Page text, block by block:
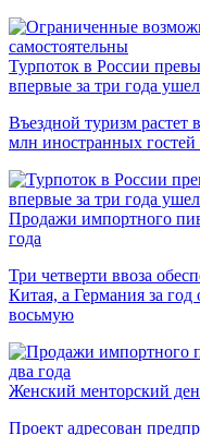
Турпоток в России
впервые за три года
Въездной туризм растет
млн иностранных гостей
Продажи импортного
года
Три четверти ввоза
Китая, а Германия за год
восьмую
Женский менторский
Проект адресован